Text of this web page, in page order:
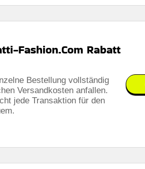
Fashion.Com Rabatt
Bestellung vollständig
Versandkosten anfallen.
jede Transaktion für den